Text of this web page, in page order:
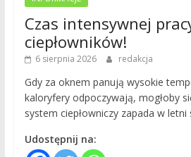
Czas intensywnej
ciepłowników!
6 sierpnia 2026 redakcja
Gdy za oknem panują wysokie
kaloryfery odpoczywają, mogłoby
system ciepłowniczy zapada w letni
Udostępnij na: